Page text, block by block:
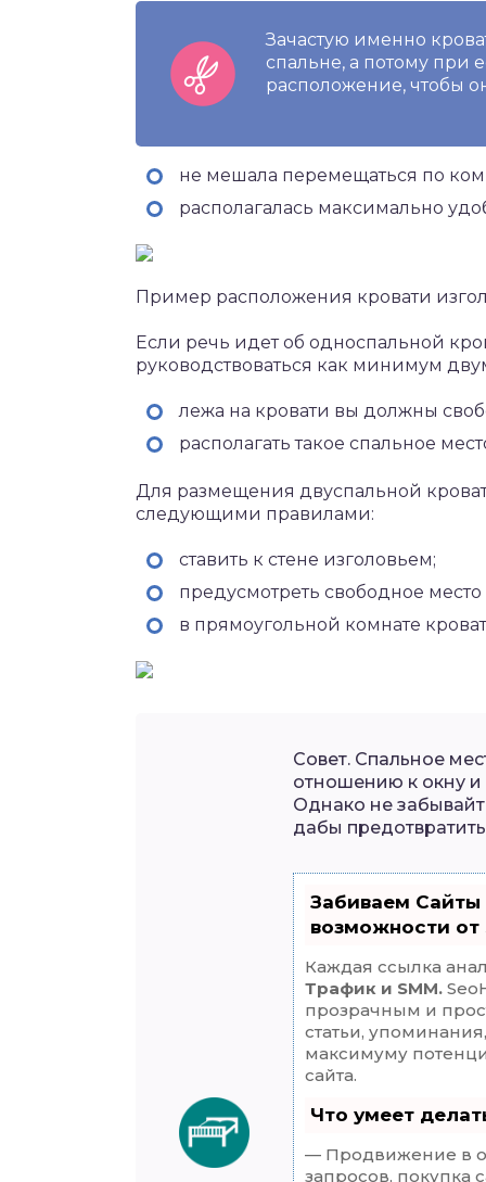
Зачастую именно
спальне, а потому при
расположение, чтобы
не мешала перемещаться по
располагалась максимально
Пример расположения кровати
Если речь идет об односпальной
руководствоваться как минимум
лежа на кровати вы должны
располагать такое спальное
Для размещения двуспальной
следующими правилами:
ставить к стене изголовьем;
предусмотреть свободное
в прямоугольной комнате
Совет. Спальное
отношению к окну
Однако не
дабы
Забиваем
возможности от
Каждая ссылка
Трафик и SMM.
прозрачным и
статьи,
максимуму
сайта.
Что умеет
— Продвижение в
запросов, покупка